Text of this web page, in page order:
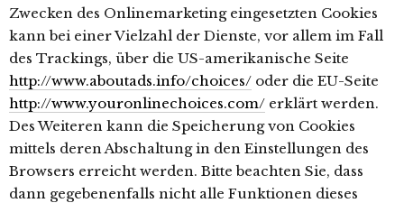
Zwecken des Onlinemarketing eingesetzten Cookies
kann bei einer Vielzahl der Dienste, vor allem im Fall
des Trackings, über die US-amerikanische Seite
http://www.aboutads.info/choices/ oder die EU-Seite
http://www.youronlinechoices.com/ erklärt werden.
Des Weiteren kann die Speicherung von Cookies
mittels deren Abschaltung in den Einstellungen des
Browsers erreicht werden. Bitte beachten Sie, dass
dann gegebenenfalls nicht alle Funktionen dieses